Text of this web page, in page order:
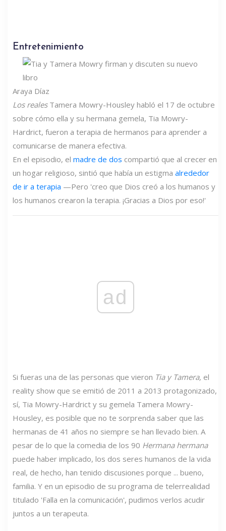
Entretenimiento
Araya Díaz
Los realesTamera Mowry-Housley habló el 17 de octubre
sobre cómo ella y su hermana gemela, Tia Mowry-
Hardrict, fueron a terapia de hermanos para aprender a
comunicarse de manera efectiva.
En el episodio, el madre de dos compartió que al crecer en
un hogar religioso, sintió que había un estigma alrededor
de ir a terapia —Pero 'creo que Dios creó a los humanos y
los humanos crearon la terapia. ¡Gracias a Dios por eso!'
ad
Si fueras una de las personas que vieron Tia y Tamera, el
reality show que se emitió de 2011 a 2013 protagonizado,
sí, Tia Mowry-Hardrict y su gemela Tamera Mowry-
Housley, es posible que no te sorprenda saber que las
hermanas de 41 años no siempre se han llevado bien. A
pesar de lo que la comedia de los 90 Hermana hermana
puede haber implicado, los dos seres humanos de la vida
real, de hecho, han tenido discusiones porque ... bueno,
familia. Y en un episodio de su programa de telerrealidad
titulado 'Falla en la comunicación', pudimos verlos acudir
juntos a un terapeuta.